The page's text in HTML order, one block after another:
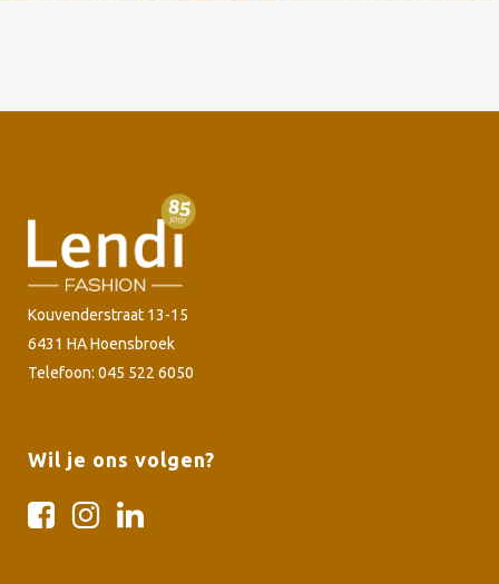
Kouvenderstraat 13-15
6431 HA Hoensbroek
Telefoon: 045 522 6050
Wil je ons volgen?